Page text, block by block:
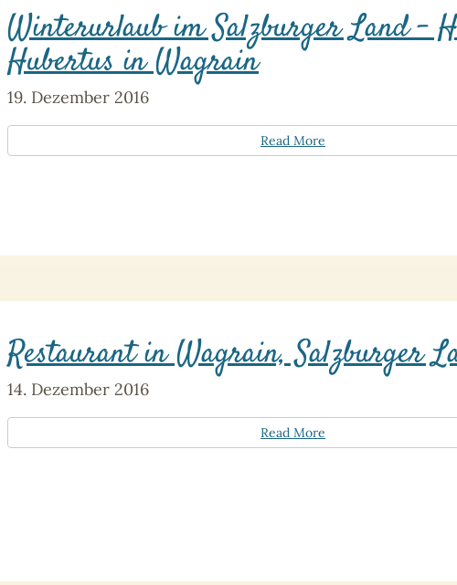
Winterurlaub im Salzburger Land –
Hubertus in Wagrain
19. Dezember 2016
Read More
Restaurant in Wagrain, Salzburger
14. Dezember 2016
Read More